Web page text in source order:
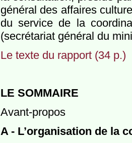
général des affaires
du service de la
(secrétariat général du
Le texte du rapport (34 p.)
LE SOMMAIRE
Avant-propos
A - L’organisation de la